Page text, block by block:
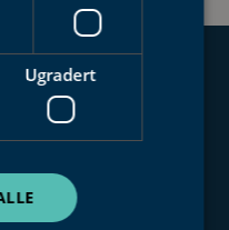
ditt?
over at det er et
Ugradert